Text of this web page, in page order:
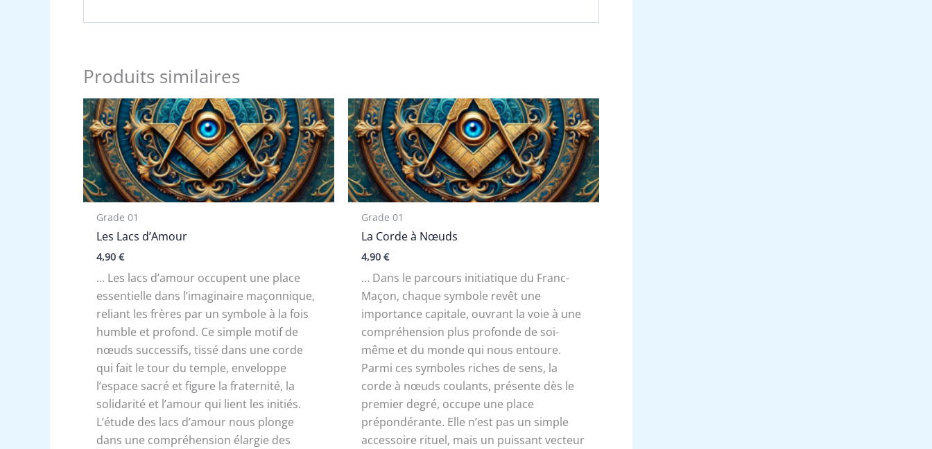
Produits similaires
Grade 01
Les Lacs d’Amour
4,90€
… Les lacs d’amour occupent une place
essentielle dans l’imaginaire maçonnique,
reliant les frères par un symbole à la fois
humble et profond. Ce simple motif de
nœuds successifs, tissé dans une corde
qui fait le tour du temple, enveloppe
l’espace sacré et figure la fraternité, la
solidarité et l’amour qui lient les initiés.
L’étude des lacs d’amour nous plonge
dans une compréhension élargie des
Grade 01
La Corde à Nœuds
4,90€
… Dans le parcours initiatique du Franc-
Maçon, chaque symbole revêt une
importance capitale, ouvrant la voie à une
compréhension plus profonde de soi-
même et du monde qui nous entoure.
Parmi ces symboles riches de sens, la
corde à nœuds coulants, présente dès le
premier degré, occupe une place
prépondérante. Elle n’est pas un simple
accessoire rituel, mais un puissant vecteur